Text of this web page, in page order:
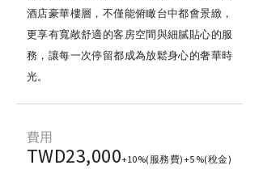
酒店豪華樓層，不僅能俯瞰台中都會景緻，
更享有寬敞舒適的客房空間與細膩貼心的服
務，讓每一次停留都成為放鬆身心的奢華時
光。
​費用
TWD23,000+10%(服務費)+5%(稅金)